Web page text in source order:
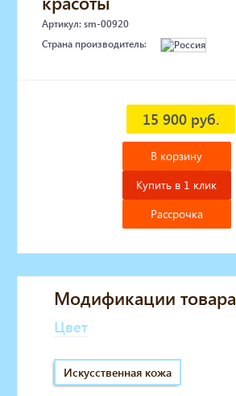
Депиляция
Мебель в стиле Лофт
Доставка за один день
Артикул: sm-00920
Страна производитель:
15 900 руб.
В корзину
Купить в 1 клик
Рассрочка
Модификации товара
Цвет
Искусственная кожа